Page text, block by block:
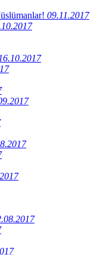
09.11.2017